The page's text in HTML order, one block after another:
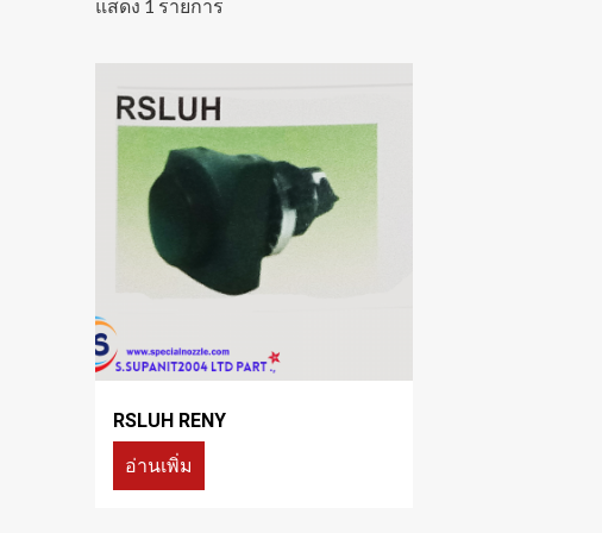
แสดง 1 รายการ
RSLUH RENY
อ่านเพิ่ม